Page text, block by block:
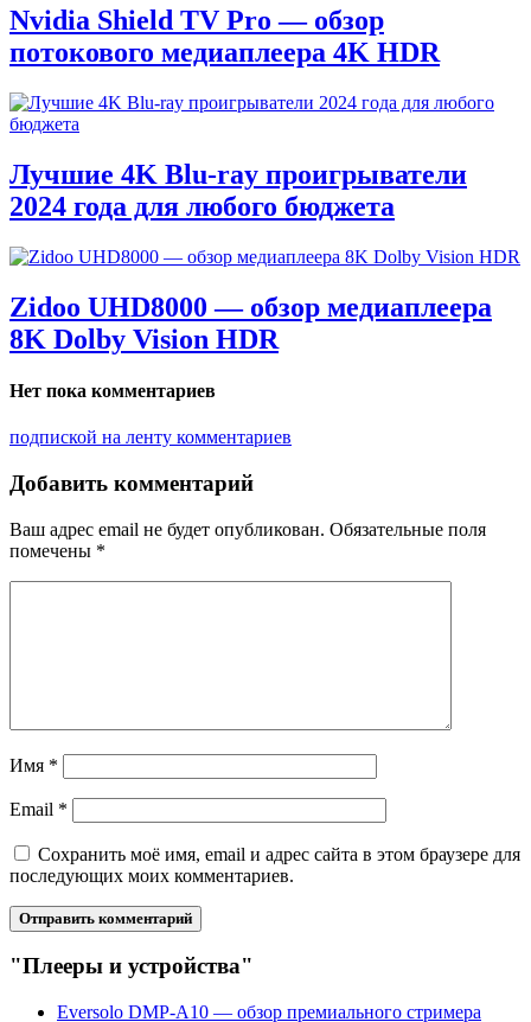
Nvidia Shield TV Pro — обзор
потокового медиаплеера 4K HDR
Лучшие 4K Blu-ray проигрыватели
2024 года для любого бюджета
Zidoo UHD8000 — обзор медиаплеера
8K Dolby Vision HDR
Нет пока комментариев
подпиской на ленту комментариев
Добавить комментарий
Ваш адрес email не будет опубликован. Обязательные поля
помечены *
Имя *
Email *
Сохранить моё имя, email и адрес сайта в этом браузере для
последующих моих комментариев.
"Плееры и устройства"
Eversolo DMP-A10 — обзор премиального стримера